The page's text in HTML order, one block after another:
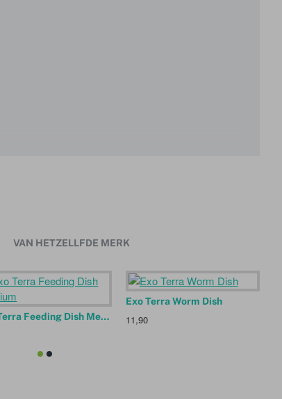
VAN HETZELLFDE MERK
Exo Terra Feeding Dish Medium
Exo Terra Worm Dish
11,90